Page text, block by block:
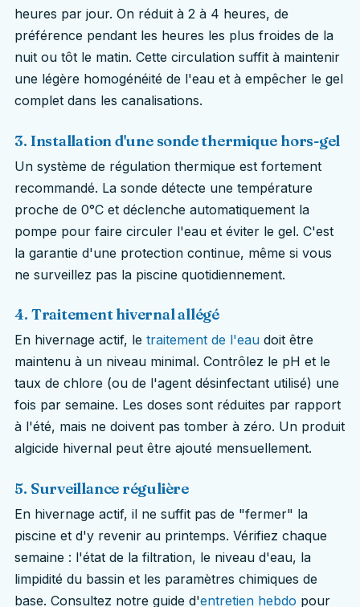
heures par jour. On réduit à 2 à 4 heures, de
préférence pendant les heures les plus froides de la
nuit ou tôt le matin. Cette circulation suffit à maintenir
une légère homogénéité de l'eau et à empêcher le gel
complet dans les canalisations.
3. Installation d'une sonde thermique hors-gel
Un système de régulation thermique est fortement
recommandé. La sonde détecte une température
proche de 0°C et déclenche automatiquement la
pompe pour faire circuler l'eau et éviter le gel. C'est
la garantie d'une protection continue, même si vous
ne surveillez pas la piscine quotidiennement.
4. Traitement hivernal allégé
En hivernage actif, letraitement de l'eau doit être
maintenu à un niveau minimal. Contrôlez le pH et le
taux de chlore (ou de l'agent désinfectant utilisé) une
fois par semaine. Les doses sont réduites par rapport
à l'été, mais ne doivent pas tomber à zéro. Un produit
algicide hivernal peut être ajouté mensuellement.
5. Surveillance régulière
En hivernage actif, il ne suffit pas de "fermer" la
piscine et d'y revenir au printemps. Vérifiez chaque
semaine : l'état de la filtration, le niveau d'eau, la
limpidité du bassin et les paramètres chimiques de
base. Consultez notre guide d'entretien hebdo pour